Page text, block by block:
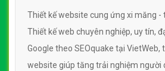
Thiết kế website cung ứng xi măng
Thiết kế web chuyên nghiệp, uy tín,
Google theo SEOquake tại VietWeb,
website giúp tăng trải nghiệm người